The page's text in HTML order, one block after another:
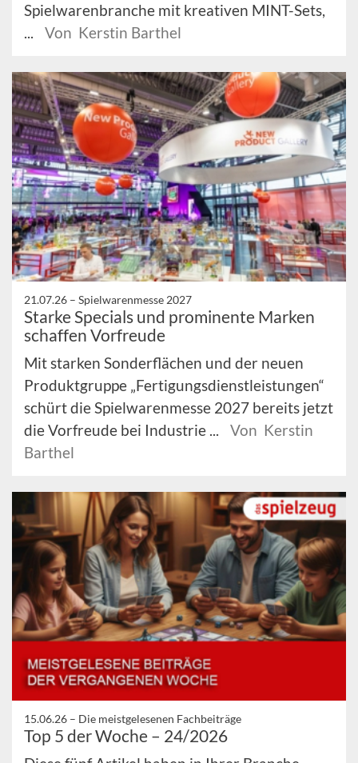
Spielwarenbranche mit kreativen MINT-Sets,
...
Von Kerstin Barthel
21.07.26 – Spielwarenmesse 2027
Starke Specials und prominente Marken
schaffen Vorfreude
Mit starken Sonderflächen und der neuen
Produktgruppe „Fertigungsdienstleistungen“
schürt die Spielwarenmesse 2027 bereits jetzt
die Vorfreude bei Industrie ...
Von Kerstin
Barthel
15.06.26 – Die meistgelesenen Fachbeiträge
Top 5 der Woche – 24/2026